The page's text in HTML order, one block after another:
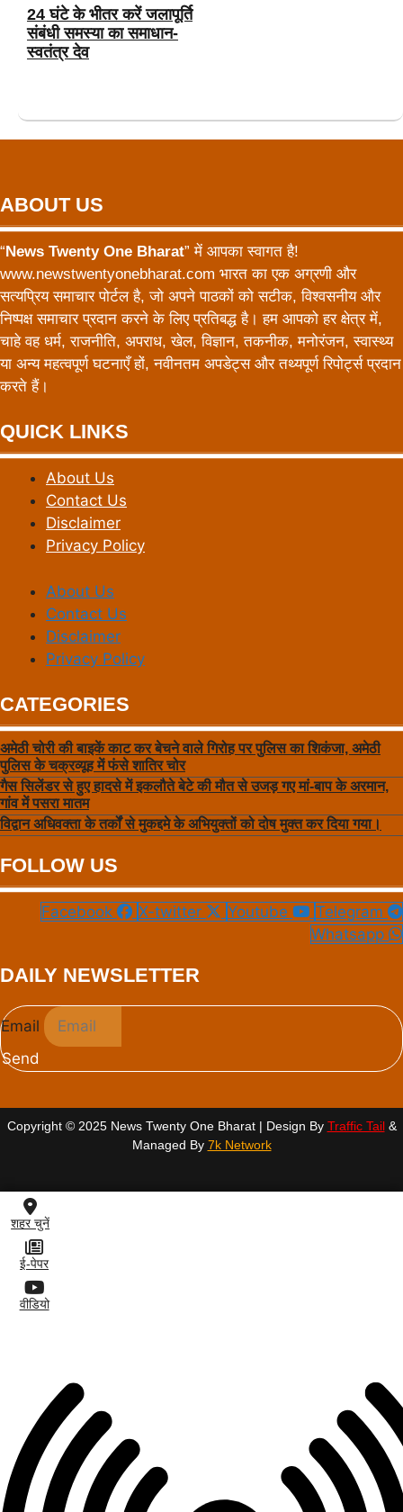
24 घंटे के भीतर करें जलापूर्ति
संबंधी समस्या का समाधान-
स्वतंत्र देव
ABOUT US
“News Twenty One Bharat” में आपका स्वागत है!
www.newstwentyonebharat.com भारत का एक अग्रणी और
सत्यप्रिय समाचार पोर्टल है, जो अपने पाठकों को सटीक, विश्वसनीय और
निष्पक्ष समाचार प्रदान करने के लिए प्रतिबद्ध है। हम आपको हर क्षेत्र में,
चाहे वह धर्म, राजनीति, अपराध, खेल, विज्ञान, तकनीक, मनोरंजन, स्वास्थ्य
या अन्य महत्वपूर्ण घटनाएँ हों, नवीनतम अपडेट्स और तथ्यपूर्ण रिपोर्ट्स प्रदान
करते हैं।
QUICK LINKS
About Us
Contact Us
Disclaimer
Privacy Policy
About Us
Contact Us
Disclaimer
Privacy Policy
CATEGORIES
अमेठी चोरी की बाइकें काट कर बेचने वाले गिरोह पर पुलिस का शिकंजा, अमेठी
पुलिस के चक्रव्यूह में फंसे शातिर चोर
गैस सिलेंडर से हुए हादसे में इकलौते बेटे की मौत से उजड़ गए मां-बाप के अरमान,
गांव में पसरा मातम
विद्वान अधिवक्ता के तर्कों से मुकद्दमे के अभियुक्तों को दोष मुक्त कर दिया गया।
FOLLOW US
Facebook X-twitter Youtube
Telegram
Whatsapp
DAILY NEWSLETTER
Email
Send
Copyright © 2025 News Twenty One Bharat | Design By Traffic Tail&
Managed By 7k Network
शहर चुनें
ई-पेपर
वीडियो